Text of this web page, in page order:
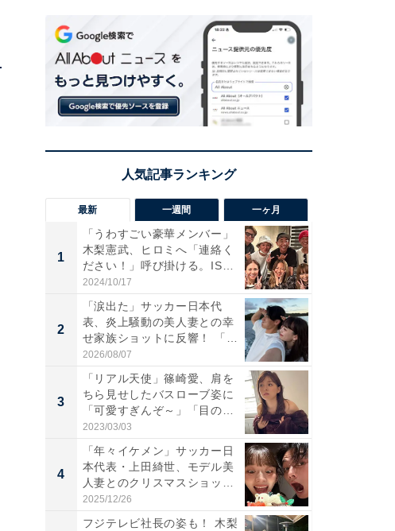
最新 一週間 一ヶ月
1
「うわすごい豪華メンバー」
木梨憲武、ヒロミへ「連絡く
ださい！」呼び掛ける。IS
S...
2024/10/17
2
「涙出た」サッカー日本代
表、炎上騒動の美人妻との幸
せ家族ショットに反響！ 「最
高...
2026/08/07
3
「リアル天使」篠崎愛、肩を
ちら見せしたバスローブ姿に
「可愛すぎんぞ～」「目の表
情...
2023/03/03
4
「年々イケメン」サッカー日
本代表・上田綺世、モデル美
人妻とのクリスマスショット
に...
2025/12/26
フジテレビ社長の姿も！ 木梨